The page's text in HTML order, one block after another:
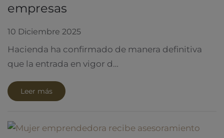
empresas
10 Diciembre 2025
Hacienda ha confirmado de manera definitiva
que la entrada en vigor d…
Leer más